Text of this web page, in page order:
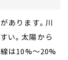
あります。川
い。太陽から
は10%～20%